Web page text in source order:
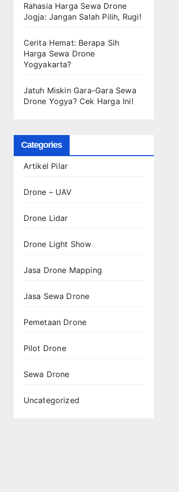
Rahasia Harga Sewa Drone
Jogja: Jangan Salah Pilih, Rugi!
Cerita Hemat: Berapa Sih
Harga Sewa Drone
Yogyakarta?
Jatuh Miskin Gara-Gara Sewa
Drone Yogya? Cek Harga Ini!
Categories
Artikel Pilar
Drone – UAV
Drone Lidar
Drone Light Show
Jasa Drone Mapping
Jasa Sewa Drone
Pemetaan Drone
Pilot Drone
Sewa Drone
Uncategorized